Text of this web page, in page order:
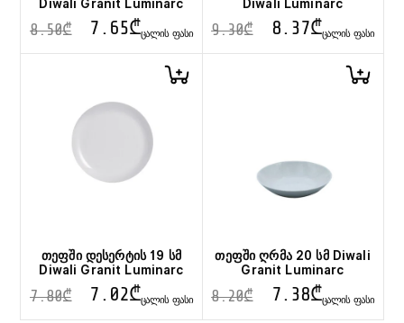
8.50₾ 7.65₾ᲪᲐᲚᲘᲡ ᲤᲐᲡᲘ 9.30₾ 8.37₾ᲪᲐᲚᲘᲡ ᲤᲐᲡᲘ
თეფში დესერტის 19 სმ
Diwali Granit Luminarc
7.80₾ 7.02₾ᲪᲐᲚᲘᲡ ᲤᲐᲡᲘ
თეფში ღრმა 20 სმ Diwali
Granit Luminarc
8.20₾ 7.38₾ᲪᲐᲚᲘᲡ ᲤᲐᲡᲘ